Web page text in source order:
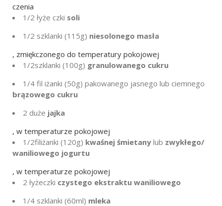
czenia
1/2 łyże czki soli
1/2 szklanki (115g) niesolonego masła
, zmiękczonego do temperatury pokojowej
1/2szklanki (100g) granulowanego cukru
1/4 fil iżanki (50g) pakowanego jasnego lub ciemnego
brązowego cukru
2 duże jajka
, w temperaturze pokojowej
1/2filiżanki (120g) kwaśnej śmietany lub zwykłego/
waniliowego jogurtu
, w temperaturze pokojowej
2 łyżeczki czystego ekstraktu waniliowego
1/4 szklanki (60ml) mleka